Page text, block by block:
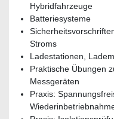
Hybridfahrzeuge
Batteriesysteme
Stroms
Ladestationen,
Praktische Übungen
Messgeräten
Praxis: